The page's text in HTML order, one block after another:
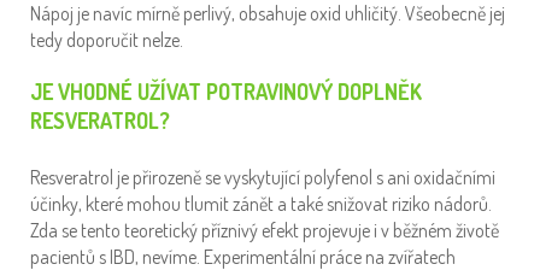
Nápoj je navíc mírně perlivý, obsahuje oxid uhličitý. Všeobecně jej
tedy doporučit nelze.
JE VHODNÉ UŽÍVAT POTRAVINOVÝ DOPLNĚK
RESVERATROL?
Resveratrol je přirozeně se vyskytující polyfenol s ani oxidačními
účinky, které mohou tlumit zánět a také snižovat riziko nádorů.
Zda se tento teoretický příznivý efekt projevuje i v běžném životě
pacientů s IBD, nevíme. Experimentální práce na zvířatech